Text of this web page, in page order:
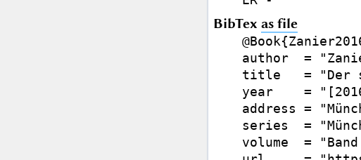
BibTex as file
author  =
title   = "Der
year    =
address =
series  =
volume  =